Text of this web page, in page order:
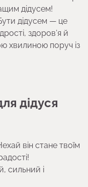
дідусем!
дідусем — це
здоров’я й
хвилиною поруч із
дідуся
він стане твоїм
сильний і